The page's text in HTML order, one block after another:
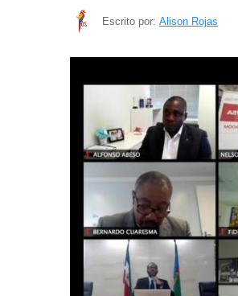
Escrito por: Alison Rojas